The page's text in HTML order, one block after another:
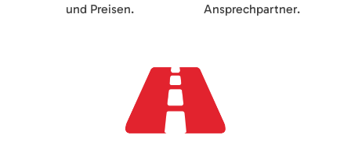
und Preisen.
Ansprechpartner.